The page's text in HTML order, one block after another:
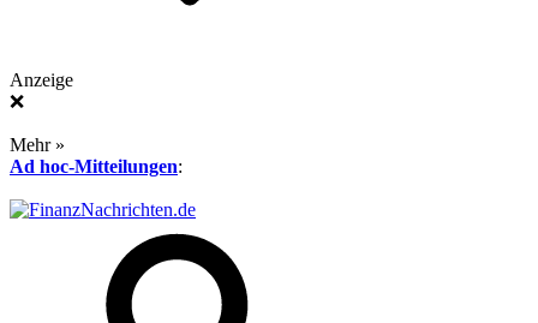
Anzeige
❌
Mehr »
Ad hoc-Mitteilungen: